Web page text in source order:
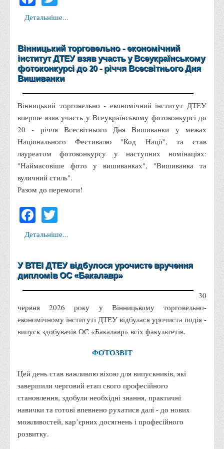
Графіки освітнього процесу
Реєстр вибіркових дисциплін
Студентське наукове товариство «ВАТРА»
ТОП-20 кращих студентів
ТОП-20 кращих студентів 2024
ТОП-20 кращих студентів 2023
ТОП-20 кращих студентів 2022
ТОП-20 кращих студентів 2021
ТОП-20 кращих студентів 2020
ТОП-20 кращих студентів 2019
ТОП-20 кращих студентів 2017
Вступнику
Етапи вступної кампанії 2026
Обсяги державного замовлення
Розклади проведення вступних випробувань та співбесід
Положення про приймальну комісію
Положення про апеляційну комісію
Рішення приймальної комісії
Порядок прийому
Детальніше...
Вінницький торговельно - економічний
інститут ДТЕУ взяв участь у Всеукраїнському
фотоконкурсі до 20 - річчя Всесвітнього Дня
Вишиванки
Вінницький торговельно - економічний інститут ДТЕУ
вперше взяв участь у Всеукраїнському фотоконкурсі до
20 - річчя Всесвітнього Дня Вишиванки у межах
Національного Фестивалю "Код Нації", та став
лауреатом фотоконкурсу у наступних номінаціях:
"Наймасовіше фото у вишиванках", "Вишиванка та
вуличний стиль".
Разом до перемоги!
Facebook
Детальніше...
У ВТЕІ ДТЕУ відбулося урочисте вручення
дипломів ОС «Бакалавр»
30
червня 2026 року у Вінницькому торговельно-
економічному інституті ДТЕУ відбулася урочиста подія -
випуск здобувачів ОС «Бакалавр» всіх факультетів.
ФОТОЗВІТ
Цей день став важливою віхою для випускників, які
завершили черговий етап свого професійного
становлення, здобули необхідні знання, практичні
навички та готові впевнено рухатися далі - до нових
можливостей, кар’єрних досягнень і професійного
розвитку.